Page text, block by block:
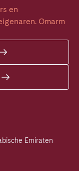
en
Omarm
Emiraten